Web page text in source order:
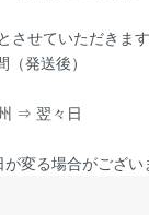
せていただきます
発送後）
⇒ 翌々日
変る場合がござい